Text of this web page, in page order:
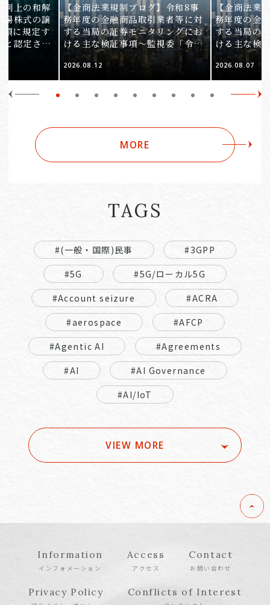
判上の和解
場株式の譲
に規定す
と認定され
【金商法業規制ブログ】令和8事
務年度の金融商品取引業者等に対
する当局の証券モニタリングにお
ける主な検証事項～監視委「令和
8事務年度 証券モニタリング基本
方針」の解説～（第2回）
2026.08.12
【金商法業
務年度の金
する当局の
ける主な検
8事務年度
方針」の解
2026.08.07
MORE
TAGS
#(一般・国際)民事
#3GPP
#5G
#5G/ローカル5G
#Account seizure
#ACRA
#aerospace
#AFCP
#Agentic AI
#Agreements
#AI
#AI Governance
#AI/IoT
VIEW MORE
Information
インフォメーション
Access
アクセス
Contact
お問い合わせ
Privacy Policy Conflicts of Interest